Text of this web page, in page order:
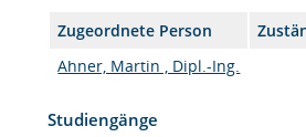
Zugeordnete Person
Ahner, Martin , Dipl.-Ing.
Studiengänge